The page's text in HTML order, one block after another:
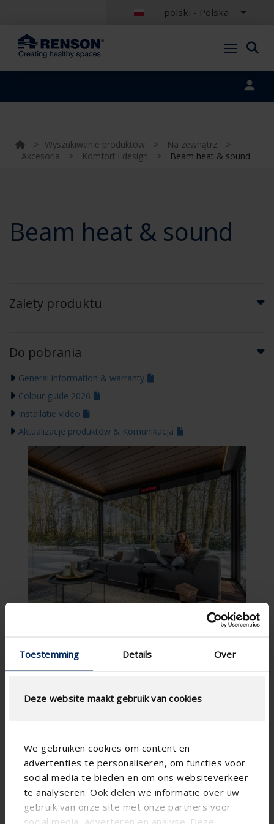
Toestemming Details Over
Deze website maakt gebruik van cookies
We gebruiken cookies om content en
advertenties te personaliseren, om functies voor
social media te bieden en om ons websiteverkeer
te analyseren. Ook delen we informatie over uw
gebruik van onze site met onze partners voor
social media, adverteren en analyse. Deze
polski - Polska
> Wyszukiwanie produktów > Na zewnątrz
>
Akcesoria
> Komfort i design > Beam heat & sound
Beam heat & sound
Zalety produktu
Do pobrania
General information & warranty
Colour guide 2026
Installatie video
Aktualizacje produktów & Komunikacja